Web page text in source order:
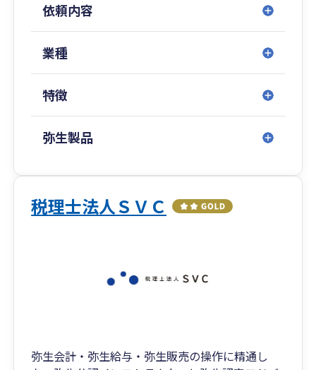
依頼内容
業種
特徴
弥生製品
税理士法人ＳＶＣ
弥生会計・弥生給与・弥生販売の操作に精通し